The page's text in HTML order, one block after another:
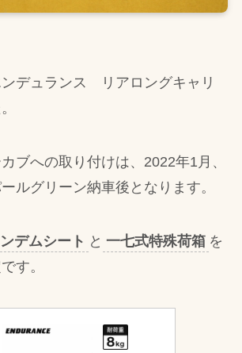
デュランス リアロングキャリ
ブへの取り付けは、2022年1月、
ルグリーン納車後となります。
デムシート と 一七式特殊荷箱 を
す。